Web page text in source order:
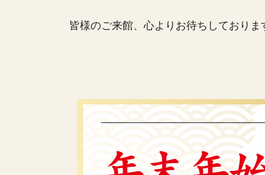
皆様のご来館、心よりお待ちしておりま